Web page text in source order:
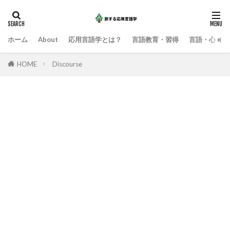
ホーム About 応用言語学とは？ 言語教育・習得 言語・心・
HOME Discourse